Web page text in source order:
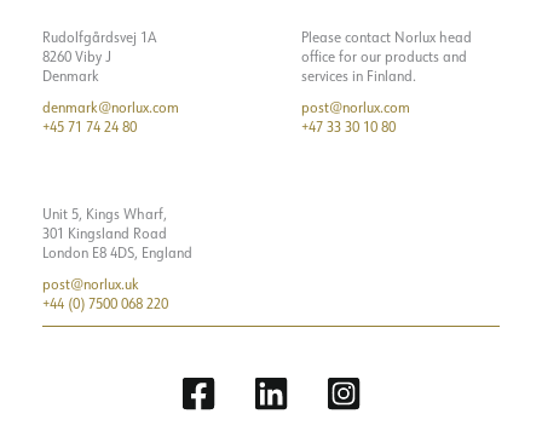
Rudolfgårdsvej 1A
8260 Viby J
Denmark
denmark@norlux.com
+45 71 74 24 80
Please contact Norlux head
office for our products and
services in Finland.
post@norlux.com
+47 33 30 10 80
Unit 5, Kings Wharf,
301 Kingsland Road
London E8 4DS, England
post@norlux.uk
+44 (0) 7500 068 220